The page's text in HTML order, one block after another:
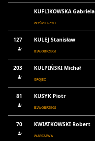
KUFLIKOWSKA Gabriela
WYŚMIERZYCE
127 KULEJ Stanisław
BIAŁOBRZEGI
203 KULPIŃSKI Michał
GRÓJEC
81 KUSYK Piotr
BIAŁOBRZEGI
70 KWIATKOWSKI Robert
WARSZAWA